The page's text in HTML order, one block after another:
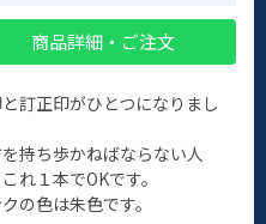
商品詳細・ご注文
訂正印がひとつになりまし
持ち歩かねばならない人
れ１本でOKです。
の色は朱色です。